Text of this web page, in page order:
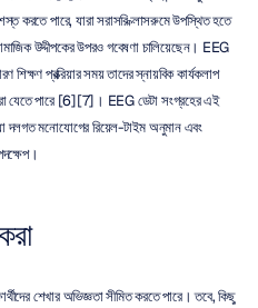
করতে পারে, যারা সরাসরি ক্লাসরুমে উপস্থিত হতে
উদ্দীপকের উপরও গবেষণা চালিয়েছেন। EEG
শিক্ষণ প্রক্রিয়ার সময় তাদের স্নায়বিক কার্যকলাপ
যেতে পারে [6][7]। EEG ডেটা সংগ্রহের এই
দলগত মনোযোগের রিয়েল-টাইম অনুমান এবং
শেখার অভিজ্ঞতা সীমিত করতে পারে। তবে, কিছু